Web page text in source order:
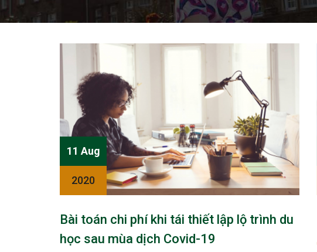
11 Aug
2020
Bài toán chi phí khi tái thiết lập lộ trình du
học sau mùa dịch Covid-19